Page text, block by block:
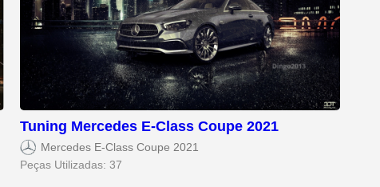
Tuning Mercedes E-Class Coupe 2021
Mercedes E-Class Coupe 2021
Peças Utilizadas: 37